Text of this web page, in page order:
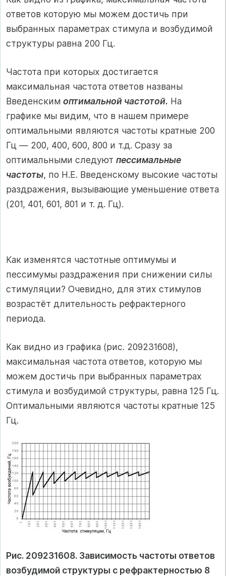
ответов которую мы можем достичь при
выбранных параметрах стимула и возбудимой
структуры равна 200 Гц.
Частота при которых достигается
максимальная частота ответов названы
Введенским оптимальной частотой. На
графике мы видим, что в нашем примере
оптимальными являются частоты кратные 200
Гц — 200, 400, 600, 800 и т.д. Сразу за
оптимальными следуют пессимальные
частоты, по Н.Е. Введенскому высокие частоты
раздражения, вы­зывающие уменьшение ответа
(201, 401, 601, 801 и т. д. Гц).
Как изменятся частотные оптимумы и
пессимумы раздражения при снижении силы
стимуляции? Очевидно, для этих стимулов
возрастёт длительность рефрактерного
периода.
Как видно из графика (рис. 209231608),
максимальная частота ответов, которую мы
можем достичь при выбранных параметрах
стимула и возбудимой структуры, равна 125 Гц.
Оптимальными являются частоты кратные 125
Гц.
Рис. 209231608. Зависимость частоты ответов
возбудимой структуры с рефрактерностью 8